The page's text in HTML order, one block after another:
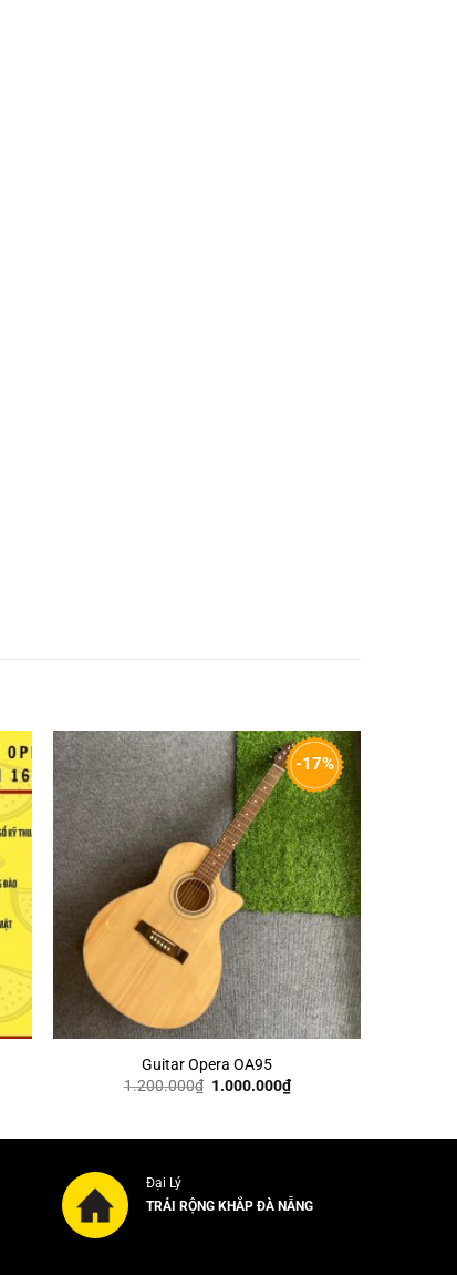
-17%
+
Guitar Opera OA95
1.200.000₫ Giá
1.000.000₫Giá
hiện
Đại Lý
TRẢI RỘNG KHẮP ĐÀ NẴNG